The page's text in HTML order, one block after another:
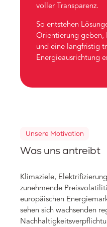
voller Transparenz.
So entstehen
Orientierung geben,
und eine langfristig
Energieausrichtung
Unsere Motivation
Was uns antreibt
Klimaziele,
zunehmende
europäischen
sehen sich wachsenden